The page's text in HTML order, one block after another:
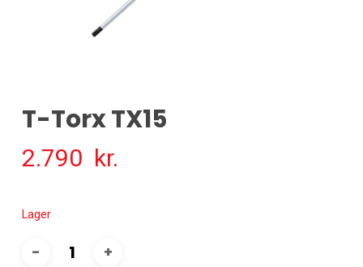
T-Torx TX15
2.790 kr.
Lager